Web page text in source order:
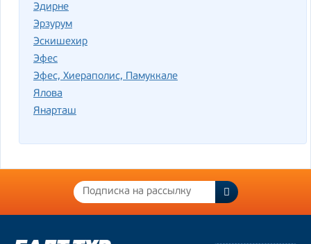
Эдирне
Эрзурум
Эскишехир
Эфес
Эфес, Хиераполис, Памуккале
Ялова
Янарташ